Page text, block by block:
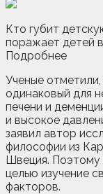
Кто губит
поражает детей
Подробнее
Ученые
одинаковый для
печени и
и высокое
заявил автор
философии из
Швеция. Поэтому
целью изучение
факторов.